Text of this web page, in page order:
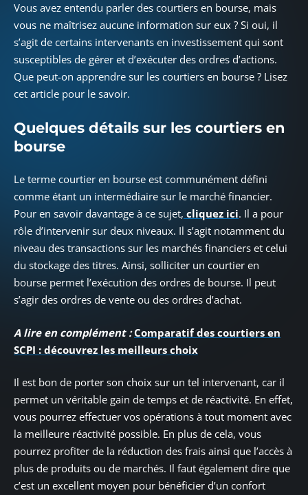
Vous avez entendu parler des courtiers en bourse, mais
vous ne maîtrisez aucune information sur eux ? Si oui, il
s’agit de certains intervenants en investissement qui sont
susceptibles de gérer et d’exécuter des ordres d’actions.
Que peut-on apprendre sur les courtiers en bourse ? Lisez
cet article pour le savoir.
Quelques détails sur les courtiers en
bourse
Le terme courtier en bourse est communément défini
comme étant un intermédiaire sur le marché financier.
Pour en savoir davantage à ce sujet, cliquez ici. Il a pour
rôle d’intervenir sur deux niveaux. Il s’agit notamment du
niveau des transactions sur les marchés financiers et celui
du stockage des titres. Ainsi, solliciter un courtier en
bourse permet l’exécution des ordres de bourse. Il peut
s’agir des ordres de vente ou des ordres d’achat.
A lire en complément : Comparatif des courtiers en
SCPI : découvrez les meilleurs choix
Il est bon de porter son choix sur un tel intervenant, car il
permet un véritable gain de temps et de réactivité. En effet,
vous pourrez effectuer vos opérations à tout moment avec
la meilleure réactivité possible. En plus de cela, vous
pourrez profiter de la réduction des frais ainsi que l’accès à
plus de produits ou de marchés. Il faut également dire que
c’est un excellent moyen pour bénéficier d’un confort